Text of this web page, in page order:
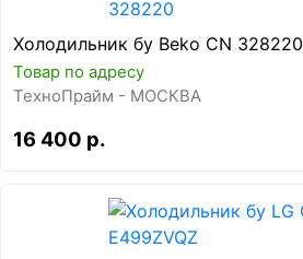
Холодильник бу Beko CN 328220
Товар по адресу
ТехноПрайм - МОСКВА
16 400 р.